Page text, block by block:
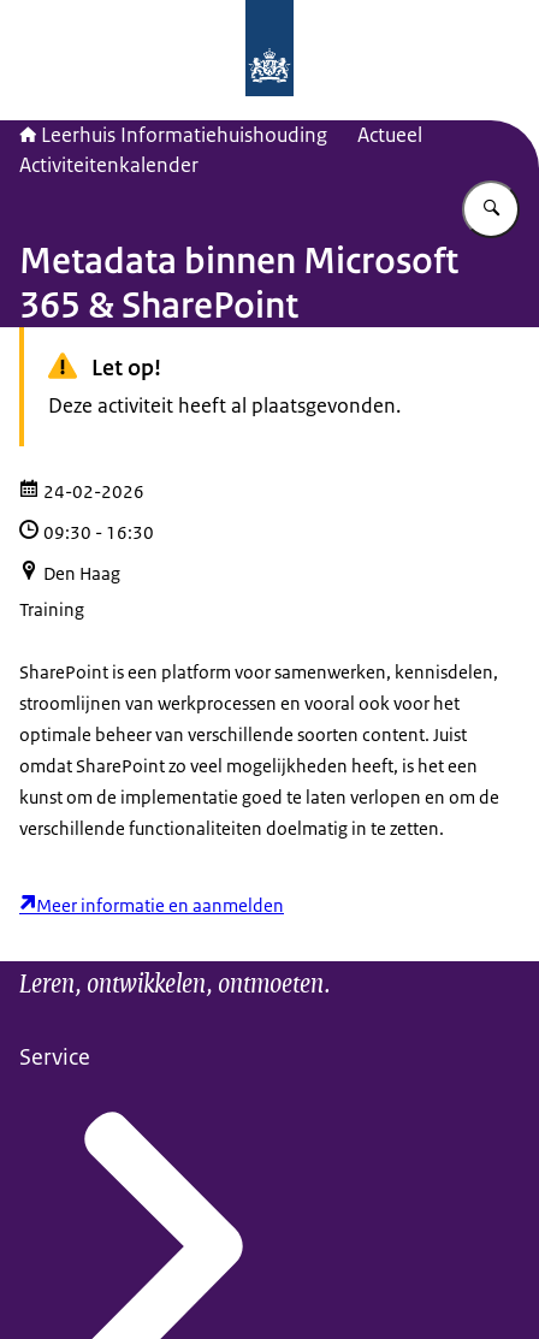
Leerhuis Informatiehuishouding
Actueel
Activiteitenkalender
Metadata binnen Microsoft
365 & SharePoint
Let op!
Deze activiteit heeft al plaatsgevonden.
24-02-2026
09:30 - 16:30
Den Haag
Training
SharePoint is een platform voor samenwerken, kennisdelen,
stroomlijnen van werkprocessen en vooral ook voor het
optimale beheer van verschillende soorten content. Juist
omdat SharePoint zo veel mogelijkheden heeft, is het een
kunst om de implementatie goed te laten verlopen en om de
verschillende functionaliteiten doelmatig in te zetten.
Meer informatie en aanmelden
Leren, ontwikkelen, ontmoeten.
Service